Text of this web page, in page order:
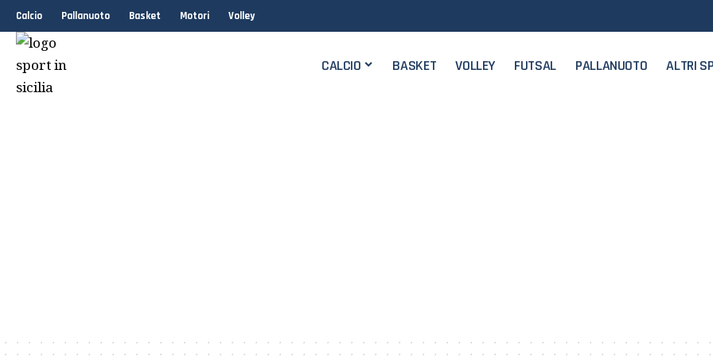
Calcio Pallanuoto Basket Motori Volley
CALCIO BASKET VOLLEY FUTSAL PALLANUOTO ALTRI